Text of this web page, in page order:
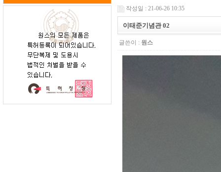
작성일 : 21-06-26 10:35
이태준기념관 02
글쓴이 : 원스